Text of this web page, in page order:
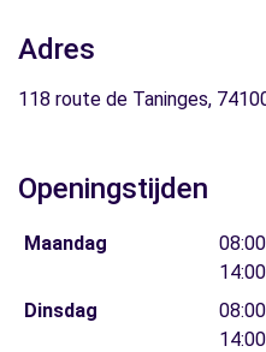
Adres
118 route de Taninges,
Openingstijden
Maandag
Dinsdag